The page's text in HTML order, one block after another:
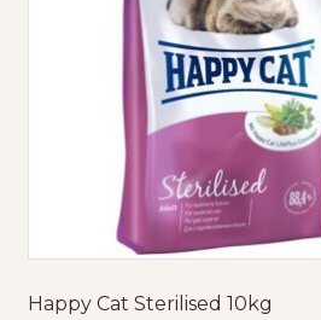
Happy Cat Sterilised 10kg